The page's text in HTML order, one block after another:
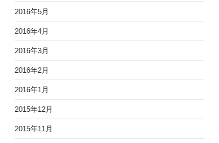
2016年5月
2016年4月
2016年3月
2016年2月
2016年1月
2015年12月
2015年11月